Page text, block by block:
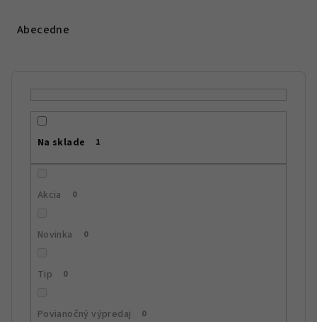
Abecedne
Na sklade 1
Akcia 0
Novinka 0
Tip 0
Povianočný výpredaj 0